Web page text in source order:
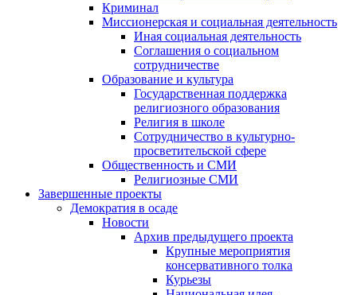
Криминал
Миссионерская и социальная деятельность
Иная социальная деятельность
Соглашения о социальном
сотрудничестве
Образование и культура
Государственная поддержка
религиозного образования
Религия в школе
Сотрудничество в культурно-
просветительской сфере
Общественность и СМИ
Религиозные СМИ
Завершенные проекты
Демократия в осаде
Новости
Архив предыдущего проекта
Крупные мероприятия
консервативного толка
Курьезы